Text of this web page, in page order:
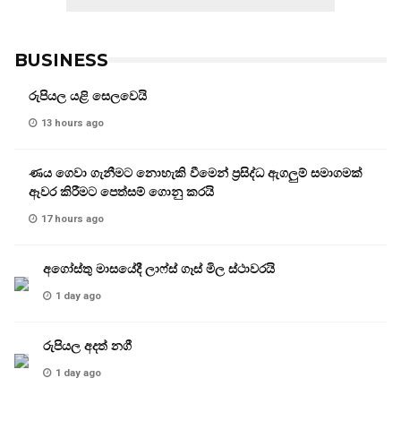
BUSINESS
රුපියල යළි සෙලවෙයි
13 hours ago
ණය ගෙවා ගැනීමට නොහැකි වීමෙන් ප්‍රසිද්ධ ඇගලුම් සමාගමක්
ඈවර කිරීමට පෙත්සම් ගොනු කරයි
17 hours ago
අගෝස්තු මාසයේදී ලාෆ්ස් ගෑස් මිල ස්ථාවරයි
1 day ago
රුපියල අදත් නගී
1 day ago